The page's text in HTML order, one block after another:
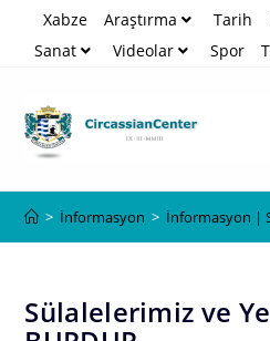
Xabze Araştırma Tarih
Sanat
Videolar Spor
> İnformasyon > İnformasyon |
Sülalelerimiz ve